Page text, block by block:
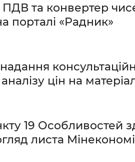
ПДВ та конвертер
порталі «Радник»
цін на
19 Особливостей
листа